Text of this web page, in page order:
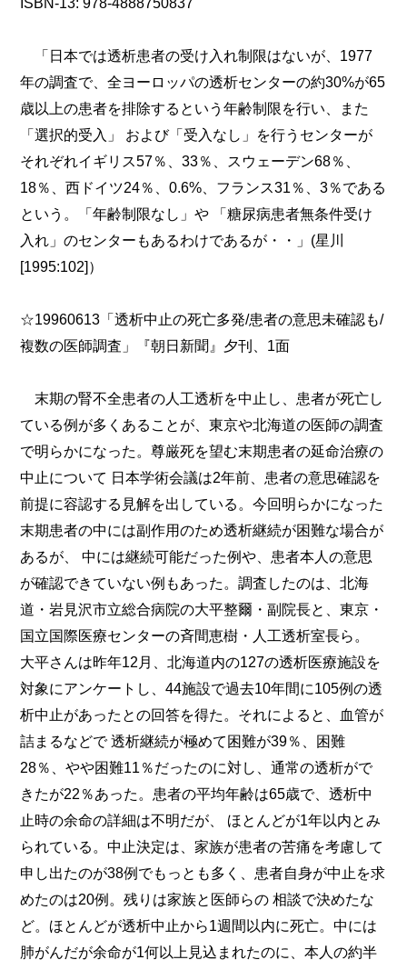
「日本では透析患者の受け入れ制限はないが、1977
年の調査で、全ヨーロッパの透析センターの約30%が65
歳以上の患者を排除するという年齢制限を行い、また
「選択的受入」 および「受入なし」を行うセンターが
それぞれイギリス57％、33％、スウェーデン68％、
18％、西ドイツ24％、0.6%、フランス31％、3％である
という。「年齢制限なし」や 「糖尿病患者無条件受け
入れ」のセンターもあるわけであるが・・」(星川
[1995:102]）
☆19960613「透析中止の死亡多発/患者の意思未確認も/
複数の医師調査」『朝日新聞』夕刊、1面
末期の腎不全患者の人工透析を中止し、患者が死亡し
ている例が多くあることが、東京や北海道の医師の調査
で明らかになった。尊厳死を望む末期患者の延命治療の
中止について 日本学術会議は2年前、患者の意思確認を
前提に容認する見解を出している。今回明らかになった
末期患者の中には副作用のため透析継続が困難な場合が
あるが、 中には継続可能だった例や、患者本人の意思
が確認できていない例もあった。調査したのは、北海
道・岩見沢市立総合病院の大平整爾・副院長と、東京・
国立国際医療センターの斉間恵樹・人工透析室長ら。
大平さんは昨年12月、北海道内の127の透析医療施設を
対象にアンケートし、44施設で過去10年間に105例の透
析中止があったとの回答を得た。それによると、血管が
詰まるなどで 透析継続が極めて困難が39％、困難
28％、やや困難11％だったのに対し、通常の透析がで
きたが22％あった。患者の平均年齢は65歳で、透析中
止時の余命の詳細は不明だが、 ほとんどが1年以内とみ
られている。中止決定は、家族が患者の苦痛を考慮して
申し出たのが38例でもっとも多く、患者自身が中止を求
めたのは20例。残りは家族と医師らの 相談で決めたな
ど。ほとんどが透析中止から1週間以内に死亡。中には
肺がんだが余命が1何以上見込まれたのに、本人の約半